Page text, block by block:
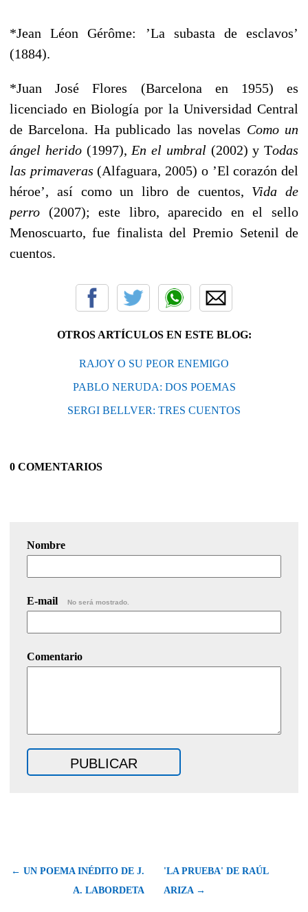
*Jean Léon Gérôme: ’La subasta de esclavos’
(1884).
*Juan José Flores (Barcelona en 1955) es
licenciado en Biología por la Universidad Central
de Barcelona. Ha publicado las novelas Como un
ángel herido(1997), En el umbral (2002) y Todas
las primaveras(Alfaguara, 2005) o ’El corazón del
héroe’, así como un libro de cuentos, Vida de
perro (2007); este libro, aparecido en el sello
Menoscuarto, fue finalista del Premio Setenil de
cuentos.
OTROS ARTÍCULOS EN ESTE BLOG:
RAJOY O SU PEOR ENEMIGO
PABLO NERUDA: DOS POEMAS
SERGI BELLVER: TRES CUENTOS
0 COMENTARIOS
Nombre
E-mail No será mostrado.
Comentario
← UN POEMA INÉDITO DE J.
A. LABORDETA
'LA PRUEBA' DE RAÚL
ARIZA →